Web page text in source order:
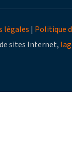
légales | Politique
sites Internet,